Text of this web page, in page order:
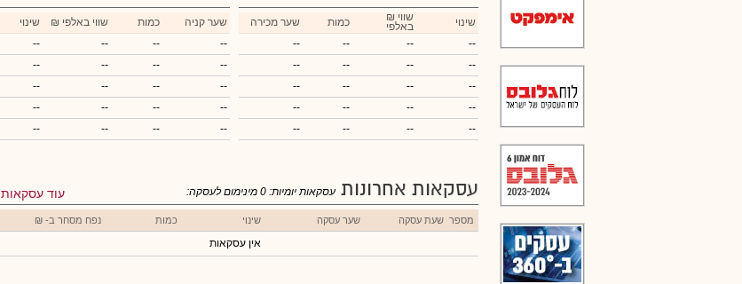
שינוי ₪ שווי
באלפי כמות
שער מכירה
--
--
--
--
--
--
--
--
--
--
--
--
--
--
--
--
--
--
--
--
שער קניה כמות ₪ שווי באלפי
שינוי
--
--
--
--
--
--
--
--
--
--
--
--
--
--
--
--
--
--
--
--
עסקאות אחרונות עוד עסקאות עסקאות יומיות: 0 מינימום לעסקה:
מספר שעת עסקה שער עסקה שינוי כמות נפח מסחר ב- ₪
אין עסקאות